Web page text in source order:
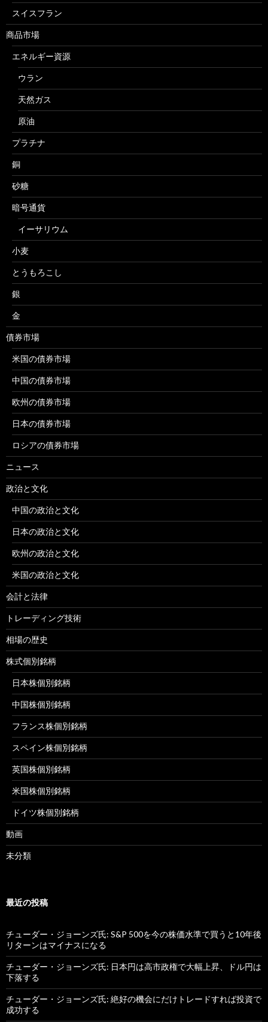
スイスフラン
商品市場
エネルギー資源
ウラン
天然ガス
原油
プラチナ
銅
砂糖
暗号通貨
イーサリウム
小麦
とうもろこし
銀
金
債券市場
米国の債券市場
中国の債券市場
欧州の債券市場
日本の債券市場
ロシアの債券市場
ニュース
政治と文化
中国の政治と文化
日本の政治と文化
欧州の政治と文化
米国の政治と文化
会計と法律
トレーディング技術
相場の歴史
株式個別銘柄
日本株個別銘柄
中国株個別銘柄
フランス株個別銘柄
スペイン株個別銘柄
英国株個別銘柄
米国株個別銘柄
ドイツ株個別銘柄
動画
未分類
最近の投稿
チューダー・ジョーンズ氏: S&P 500を今の株価水準で買うと10年後
リターンはマイナスになる
チューダー・ジョーンズ氏: 日本円は高市政権で大幅上昇、ドル円は
下落する
チューダー・ジョーンズ氏: 絶好の機会にだけトレードすれば投資で
成功する